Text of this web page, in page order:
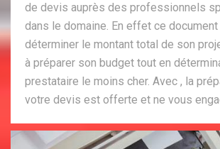
de devis auprès des professionnels
dans le domaine. En effet ce document
déterminer le montant total de son
à préparer son budget tout en
prestataire le moins cher. Avec , la
votre devis est offerte et ne vous